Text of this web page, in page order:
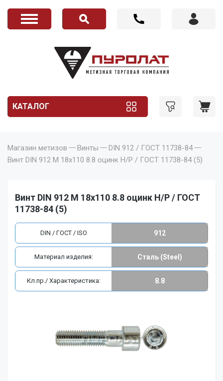
КАТАЛОГ
Магазин метизов Винты
DIN 912 / ГОСТ 11738-84
Винт DIN 912 M 18x110 8.8 оцинк Н/Р / ГОСТ 11738-84 (5)
Винт DIN 912 M 18x110 8.8 оцинк Н/Р / ГОСТ
11738-84 (5)
DIN / ГОСТ / ISO 912
Материал изделия: Сталь (Steel)
Кл.пр./ Характеристика: 8.8